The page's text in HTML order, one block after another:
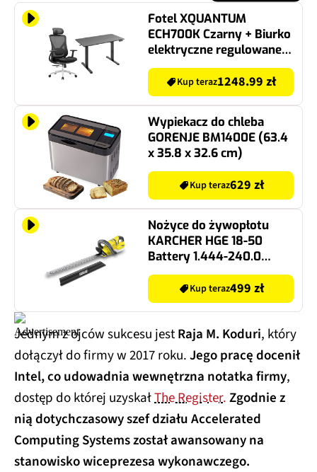
Fotel XQUANTUM
ECH700K Czarny + Biurko
elektryczne regulowane
XQUANTUM ED100K
CzarnyKup teraz1248.99 zł
Wypiekacz do chleba
GORENJE BM1400E (63.4
x 35.8 x 32.6 cm)
Kup teraz629 zł
Nożyce do żywopłotu
KARCHER HGE 18-50
Battery 1.444-240.0
500mm 18V
akumulatorowe
Kup teraz499 zł
Jednym z ojców sukcesu jestRaja M. Koduri, który
dołączył do firmy w 2017 roku.Jego pracę docenił
Intel, co udowadnia wewnętrzna notatka firmy,
dostęp do której uzyskałThe Register.Zgodnie z
nią dotychczasowy szef działu Accelerated
Computing Systems został awansowany na
stanowisko wiceprezesa wykonawczego.